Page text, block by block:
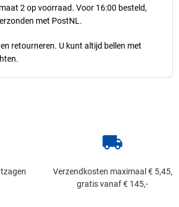
2 op voorraad. Voor 16:00 besteld,
met PostNL.
retourneren. U kunt altijd bellen met
local_shipping
Verzendkosten maximaal € 5,45,
gratis vanaf € 145,-